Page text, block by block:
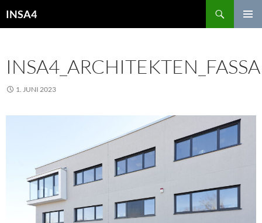
INSA4
1. JUNI 2023